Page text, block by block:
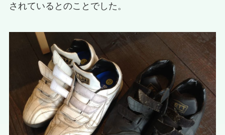
されているとのことでした。